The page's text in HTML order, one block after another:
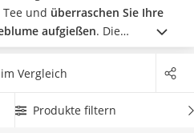
und überraschen Sie Ihre
aufgießen. Die
Tee,schwarzem Teeoder
Aufgießen zu ansehnlichen
wenn sie einzeln
im Vergleich
Produkte filtern